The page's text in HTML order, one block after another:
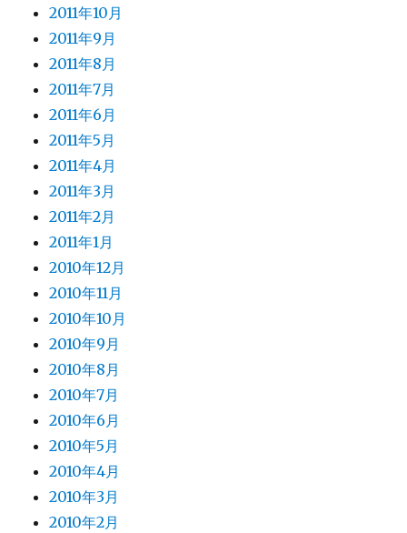
2011年10月
2011年9月
2011年8月
2011年7月
2011年6月
2011年5月
2011年4月
2011年3月
2011年2月
2011年1月
2010年12月
2010年11月
2010年10月
2010年9月
2010年8月
2010年7月
2010年6月
2010年5月
2010年4月
2010年3月
2010年2月